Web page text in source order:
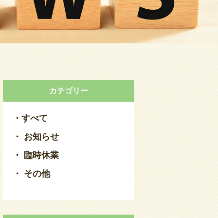
カテゴリー
・すべて
・ お知らせ
・ 臨時休業
・ その他